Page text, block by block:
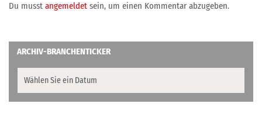
Du musst angemeldet sein, um einen Kommentar abzugeben.
ARCHIV-BRANCHENTICKER